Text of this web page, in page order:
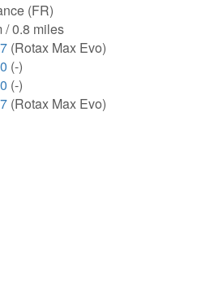
(FR)
/ 0.8 miles
(Rotax Max Evo)
(-)
(-)
(Rotax Max Evo)